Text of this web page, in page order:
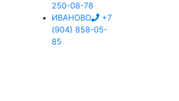
250-08-78
ИВАНОВО
+7
(904) 858-05-
85